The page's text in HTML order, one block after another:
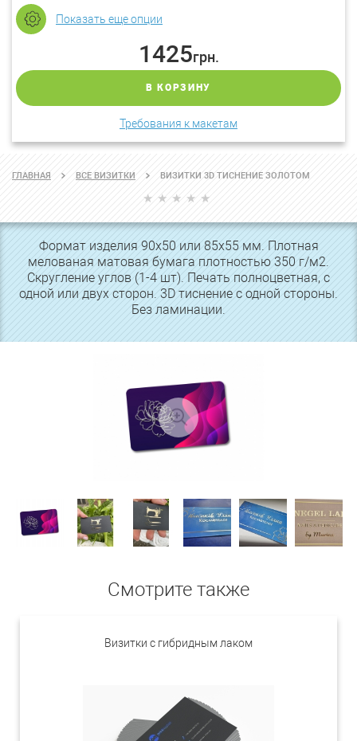
Показать еще опции
1425грн.
В КОРЗИНУ
Требования к макетам
ГЛАВНАЯ ВСЕ ВИЗИТКИ ВИЗИТКИ 3D ТИСНЕНИЕ ЗОЛОТОМ
Формат изделия 90х50 или 85х55 мм. Плотная
мелованая матовая бумага плотностью 350 г/м2.
Скругление углов (1-4 шт). Печать полноцветная, с
одной или двух сторон. 3D тиснение с одной стороны.
Без ламинации.
Смотрите также
Визитки с гибридным лаком